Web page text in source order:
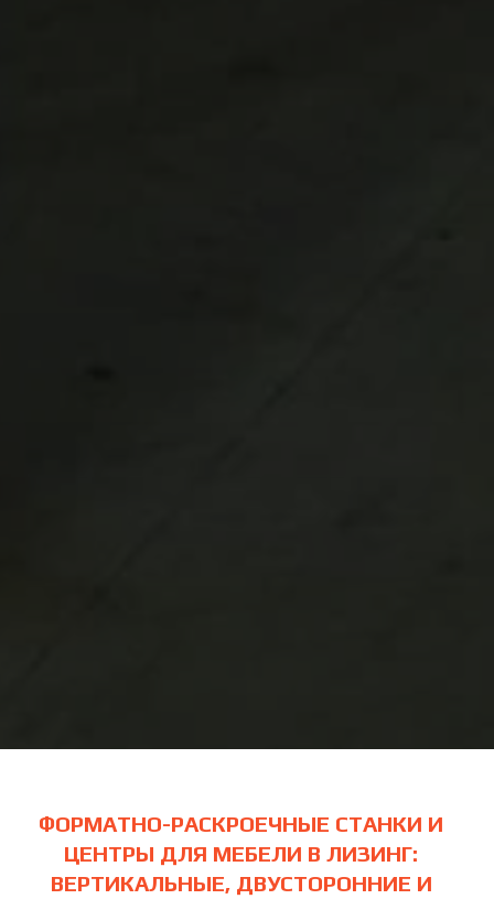
ФОРМАТНО-РАСКРОЕЧНЫЕ СТАНКИ И
ЦЕНТРЫ ДЛЯ МЕБЕЛИ В ЛИЗИНГ:
ВЕРТИКАЛЬНЫЕ, ДВУСТОРОННИЕ И